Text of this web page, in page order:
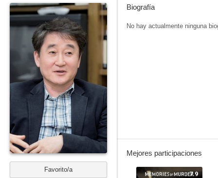
Favorito/a
Biografía
No hay actualmente ninguna
Mejores participaciones
7.9